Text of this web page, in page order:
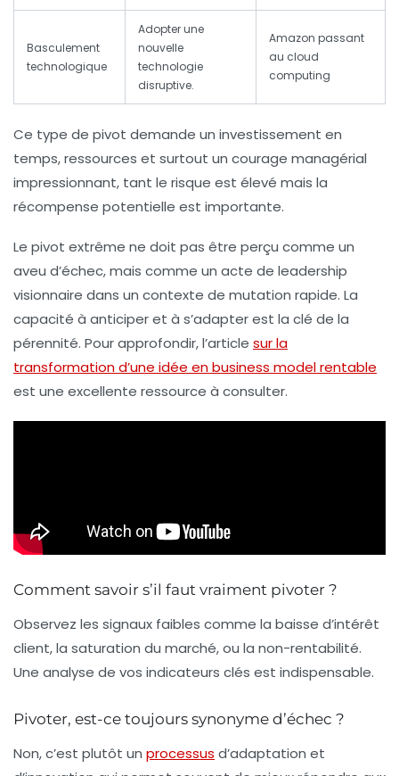
Basculement
technologique
Adopter une
nouvelle
technologie
disruptive.
Amazon passant
au cloud
computing
Ce type de pivot demande un investissement en
temps, ressources et surtout un courage managérial
impressionnant, tant le risque est élevé mais la
récompense potentielle est importante.
Le pivot extrême ne doit pas être perçu comme un
aveu d’échec, mais comme un acte de leadership
visionnaire dans un contexte de mutation rapide. La
capacité à anticiper et à s’adapter est la clé de la
pérennité. Pour approfondir, l’article sur la
transformation d’une idée en business model rentable
est une excellente ressource à consulter.
Comment savoir s’il faut vraiment pivoter ?
Observez les signaux faibles comme la baisse d’intérêt
client, la saturation du marché, ou la non-rentabilité.
Une analyse de vos indicateurs clés est indispensable.
Pivoter, est-ce toujours synonyme d’échec ?
Non, c’est plutôt un processus d’adaptation et